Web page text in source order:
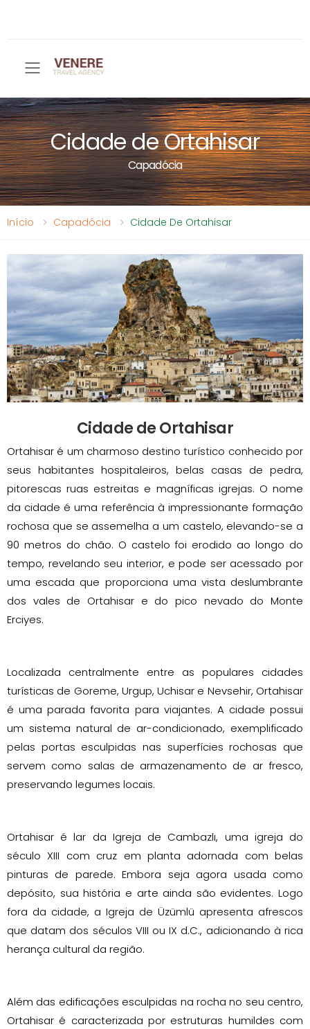
Toggle mobile menu
Cidade de Ortahisar
Capadócia
Início Capadócia Cidade De Ortahisar
Cidade de Ortahisar
Ortahisar é um charmoso destino turístico conhecido por
seus habitantes hospitaleiros, belas casas de pedra,
pitorescas ruas estreitas e magníficas igrejas. O nome
da cidade é uma referência à impressionante formação
rochosa que se assemelha a um castelo, elevando-se a
90 metros do chão. O castelo foi erodido ao longo do
tempo, revelando seu interior, e pode ser acessado por
uma escada que proporciona uma vista deslumbrante
dos vales de Ortahisar e do pico nevado do Monte
Erciyes.
Localizada centralmente entre as populares cidades
turísticas de Goreme, Urgup, Uchisar e Nevsehir, Ortahisar
é uma parada favorita para viajantes. A cidade possui
um sistema natural de ar-condicionado, exemplificado
pelas portas esculpidas nas superfícies rochosas que
servem como salas de armazenamento de ar fresco,
preservando legumes locais.
Ortahisar é lar da Igreja de Cambazlı, uma igreja do
século XIII com cruz em planta adornada com belas
pinturas de parede. Embora seja agora usada como
depósito, sua história e arte ainda são evidentes. Logo
fora da cidade, a Igreja de Üzümlü apresenta afrescos
que datam dos séculos VIII ou IX d.C., adicionando à rica
herança cultural da região.
Além das edificações esculpidas na rocha no seu centro,
Ortahisar é caracterizada por estruturas humildes com